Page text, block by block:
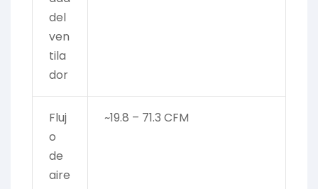
del
ven
tila
dor
Fluj
o
de
aire
~19.8 – 71.3 CFM